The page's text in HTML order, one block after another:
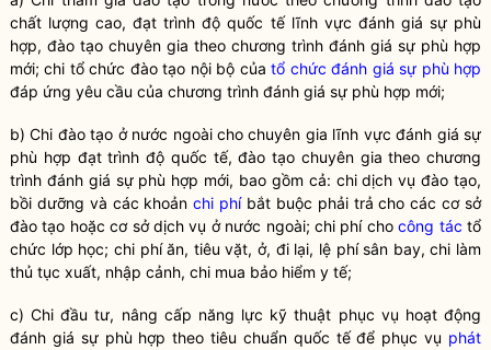
chất lượng cao, đạt trình độ quốc tế lĩnh vực đánh giá sự phù
hợp, đào tạo chuyên gia theo chương trình đánh giá sự phù hợp
mới; chi tổ chức đào tạo nội bộ củatổ chức đánh giá sự phù hợp
đáp ứng yêu cầu của chương trình đánh giá sự phù hợp mới;
b) Chi đào tạo ở nước ngoài cho chuyên gia lĩnh vực đánh giá sự
phù hợp đạt trình độ quốc tế, đào tạo chuyên gia theo chương
trình đánh giá sự phù hợp mới, bao gồm cả: chi dịch vụ đào tạo,
bồi dưỡng và các khoảnchi phíbắt buộc phải trả cho các cơ sở
đào tạo hoặc cơ sở dịch vụ ở nước ngoài; chi phíchocông tác tổ
chức lớp học; chi phíăn, tiêu vặt, ở, đi lại, lệ phí sân bay, chi làm
thủ tục xuất, nhập cảnh, chi mua bảo hiểm y tế;
c) Chi đầu tư, nâng cấp năng lực kỹ thuật phục vụ hoạt động
đánh giá sự phù hợp theo tiêu chuẩn quốc tế để phục vụ phát